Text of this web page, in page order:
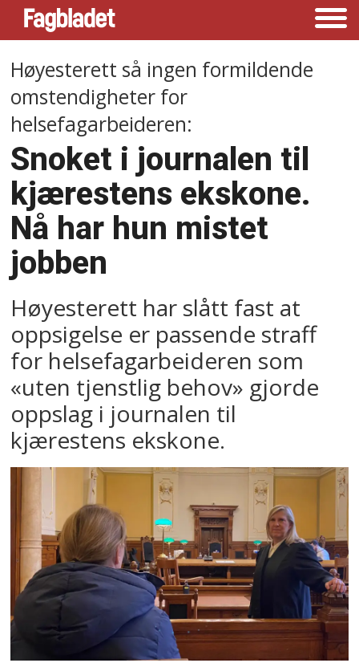
Høyesterett så ingen formildende
omstendigheter for
helsefagarbeideren:
Snoket i journalen til
kjærestens ekskone.
Nå har hun mistet
jobben
Høyesterett har slått fast at
oppsigelse er passende straff
for helsefagarbeideren som
«uten tjenstlig behov» gjorde
oppslag i journalen til
kjærestens ekskone.